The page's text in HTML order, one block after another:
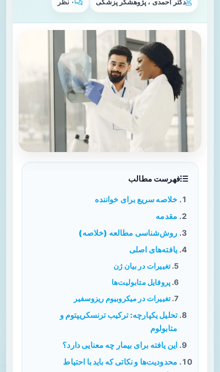
دکتر احمدی ، پژوهشگر پزشکی ۰ نظر
فهرست مطالب
خلاصه سریع برای خواننده
مقدمه
روش‌شناسی مطالعه (خلاصه)
یافته‌های اصلی
تغییرات در بیان ژن
پروفایل متابولیت‌ها
تغییرات در میکروبیوم ریزوسفیر
تحلیل یکپارچه: ترکیب ترنسکریپتوم و
متابولوم
این یافته برای بیمار چه معنایی دارد؟
محدودیت‌ها و نکاتی که باید با احتیاط